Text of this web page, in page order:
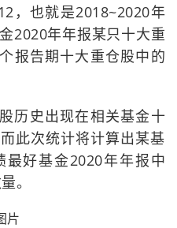
，也就是2018~2020年
2020年年报某只十大重
报告期十大重仓股中的
历史出现在相关基金十
此次统计将计算出某基
好基金2020年年报中
。